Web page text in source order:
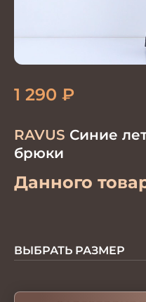
RAVUS Синие
брюки
Данного
1 290 ₽
ВЫБРАТЬ РАЗМЕР